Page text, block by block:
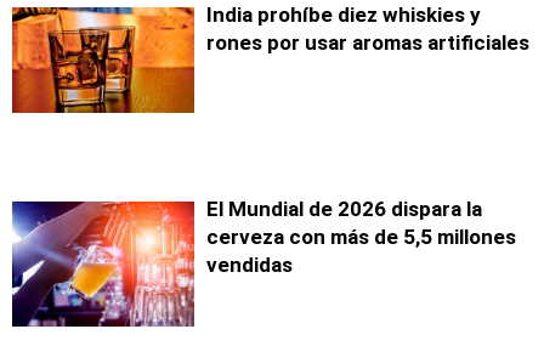
India prohíbe diez whiskies y
rones por usar aromas artificiales
El Mundial de 2026 dispara la
cerveza con más de 5,5 millones
vendidas